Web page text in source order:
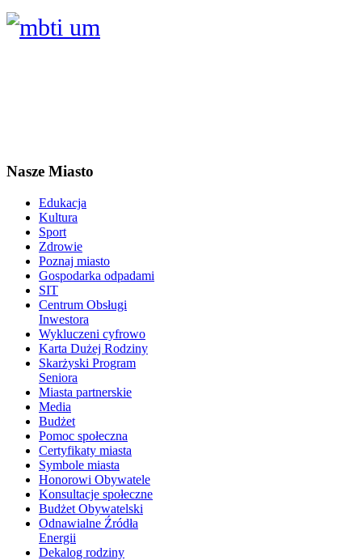
Nasze Miasto
Edukacja
Kultura
Sport
Zdrowie
Poznaj miasto
Gospodarka odpadami
SIT
Centrum Obsługi
Inwestora
Wykluczeni cyfrowo
Karta Dużej Rodziny
Skarżyski Program
Seniora
Miasta partnerskie
Media
Budżet
Pomoc społeczna
Certyfikaty miasta
Symbole miasta
Honorowi Obywatele
Konsultacje społeczne
Budżet Obywatelski
Odnawialne Źródła
Energii
Dekalog rodziny